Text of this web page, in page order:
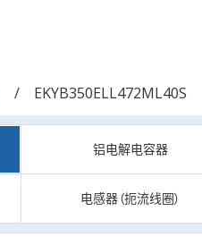
EKYB350ELL472ML40S
铝电解电容器
电感器（扼流线圈）